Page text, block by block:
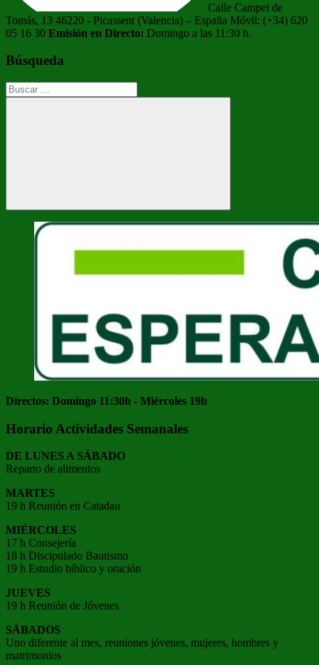
Calle Campet de
Tomás, 13 46220 - Picassent (Valencia) – España Móvil: (+34) 620
05 16 30 Emisión en Directo: Domingo a las 11:30 h.
Búsqueda
Buscar:
Buscar
Directos: Domingo 11:30h - Miércoles 19h
Horario Actividades Semanales
DE LUNES A SÁBADO
Reparto de alimentos
MARTES
19 h Reunión en Catadau
MIÉRCOLES
17 h Consejería
18 h Discipulado Bautismo
19 h Estudio bíblico y oración
JUEVES
19 h Reunión de Jóvenes
SÁBADOS
Uno diferente al mes, reuniones jóvenes, mujeres, hombres y
matrimonios